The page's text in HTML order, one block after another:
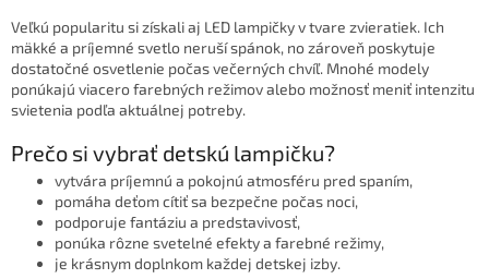
v
ý
p
i
s
Veľkú popularitu si získali aj LED lampičky v tvare zvieratiek. Ich
mäkké a príjemné svetlo neruší spánok, no zároveň poskytuje
dostatočné osvetlenie počas večerných chvíľ. Mnohé modely
ponúkajú viacero farebných režimov alebo možnosť meniť intenzitu
svietenia podľa aktuálnej potreby.
Prečo si vybrať detskú lampičku?
vytvára príjemnú a pokojnú atmosféru pred spaním,
pomáha deťom cítiť sa bezpečne počas noci,
podporuje fantáziu a predstavivosť,
ponúka rôzne svetelné efekty a farebné režimy,
je krásnym doplnkom každej detskej izby.